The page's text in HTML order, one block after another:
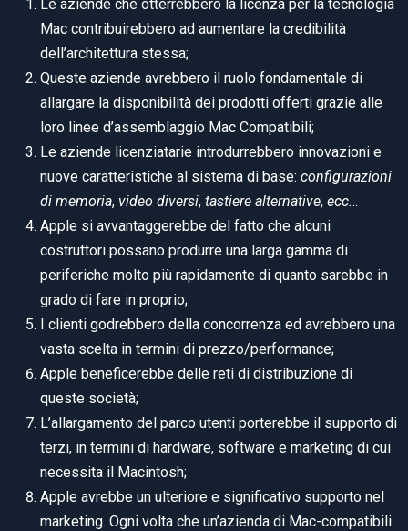
Le aziende che otterrebbero la licenza per la tecnologia
Mac contribuirebbero ad aumentare la credibilità
dell’architettura stessa;
Queste aziende avrebbero il ruolo fondamentale di
allargare la disponibilità dei prodotti offerti grazie alle
loro linee d’assemblaggio Mac Compatibili;
Le aziende licenziatarie introdurrebbero innovazioni e
nuove caratteristiche al sistema di base: configurazioni
di memoria, video diversi, tastiere alternative, ecc...
Apple si avvantaggerebbe del fatto che alcuni
costruttori possano produrre una larga gamma di
periferiche molto più rapidamente di quanto sarebbe in
grado di fare in proprio;
I clienti godrebbero della concorrenza ed avrebbero una
vasta scelta in termini di prezzo/performance;
Apple beneficerebbe delle reti di distribuzione di
queste società;
L’allargamento del parco utenti porterebbe il supporto di
terzi, in termini di hardware, software e marketing di cui
necessita il Macintosh;
Apple avrebbe un ulteriore e significativo supporto nel
marketing. Ogni volta che un’azienda di Mac-compatibili